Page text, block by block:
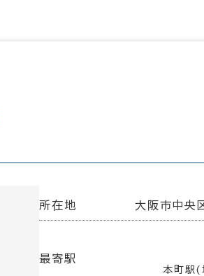
所在地 大阪市中
最寄駅
本町駅(